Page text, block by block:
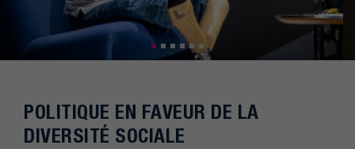
POLITIQUE EN FAVEUR DE LA
DIVERSITÉ SOCIALE